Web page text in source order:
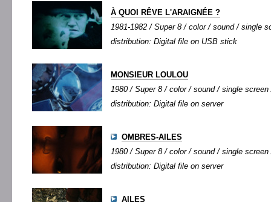
À QUOI RÊVE L'ARAIGNÉE ?
1981-1982 / Super 8 / color / sound / single
distribution: Digital file on USB stick
MONSIEUR LOULOU
1980 / Super 8 / color / sound / single
distribution: Digital file on server
OMBRES-AILES
1980 / Super 8 / color / sound / single
distribution: Digital file on server
AILES